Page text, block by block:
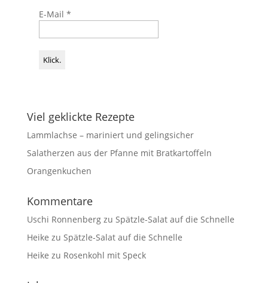
E-Mail *
Viel geklickte Rezepte
Lammlachse – mariniert und gelingsicher
Salatherzen aus der Pfanne mit Bratkartoffeln
Orangenkuchen
Kommentare
Uschi Ronnenbergzu Spätzle-Salat auf die Schnelle
Heike zu Spätzle-Salat auf die Schnelle
Heike zu Rosenkohl mit Speck